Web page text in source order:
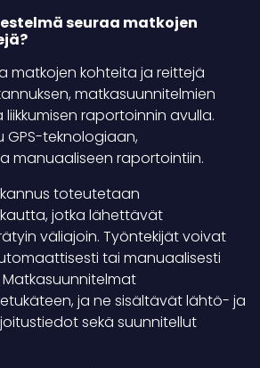
seuraa matkojen
matkojen kohteita ja reittejä
matkasuunnitelmien
raportoinnin avulla.
GPS-teknologiaan,
manuaaliseen raportointiin.
toteutetaan
jotka lähettävät
väliajoin. Työntekijät voivat
tai manuaalisesti
ja ne sisältävät lähtö- ja
sekä suunnitellut